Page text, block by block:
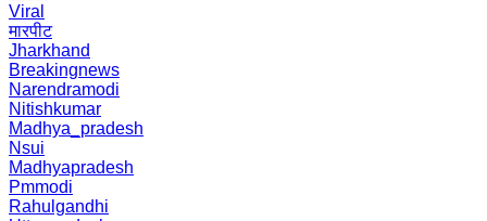
Viral
मारपीट
Jharkhand
Breakingnews
Narendramodi
Nitishkumar
Madhya_pradesh
Nsui
Madhyapradesh
Pmmodi
Rahulgandhi